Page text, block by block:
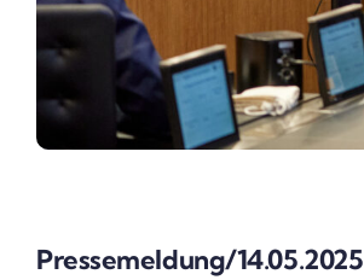
Pressemeldung/14.05.2025